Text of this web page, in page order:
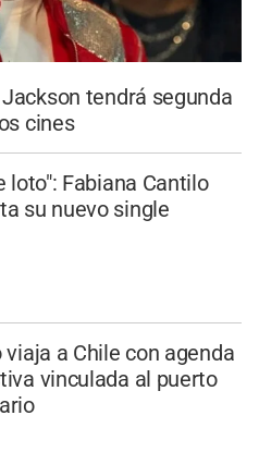
tendrá segunda
cines
loto": Fabiana Cantilo
su nuevo single
viaja a Chile con agenda
vinculada al puerto